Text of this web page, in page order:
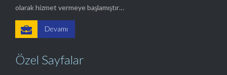
olarak hizmet vermeye başlamıştır…
 Devamı
Özel Sayfalar